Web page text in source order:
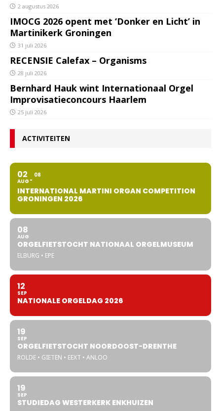
2 augustus 2026
IMOCG 2026 opent met ‘Donker en Licht’ in
Martinikerk Groningen
31 juli 2026
RECENSIE Calefax – Organisms
28 juli 2026
Bernhard Hauk wint Internationaal Orgel
Improvisatieconcours Haarlem
25 juli 2026
ACTIVITEITEN
02
AUG
08
INTERNATIONAL MARTINI ORGAN COMPETITION
GRONINGEN 2026
08
AUG
ORGELFIETSTOCHT NATIONAAL ORGELMUSEUM
ELBURG • EPE
12
SEP
NATIONALE ORGELDAG 2026
19
SEP
ORGELFIETSTOCHT NOORDOOST-DRENTHE
ROLDE • GIETEN • EEXT • ANLOO
19
SEP
STUDIEDAG WESTERKERK ENKHUIZEN